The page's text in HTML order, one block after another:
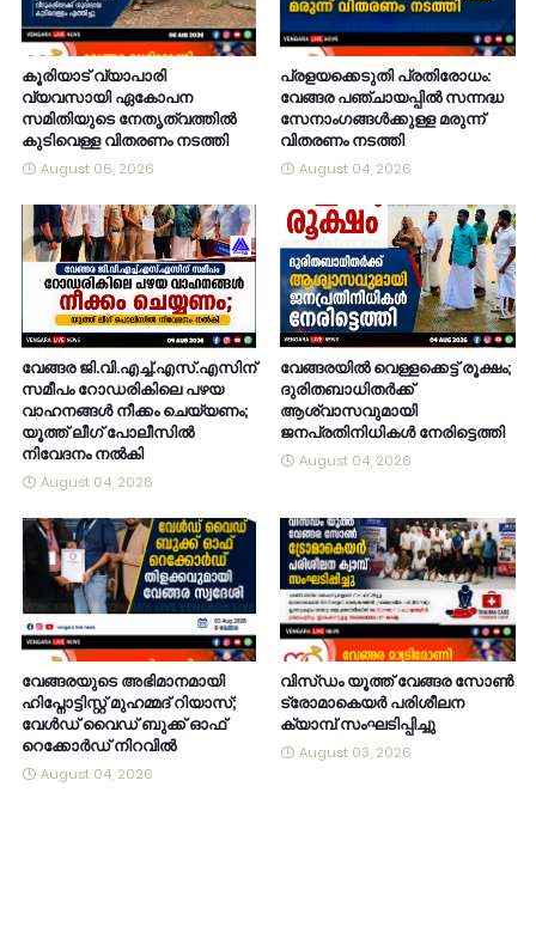
കൂരിയാട് വ്യാപാരി
വ്യവസായി ഏകോപന
സമിതിയുടെ നേതൃത്വത്തിൽ
കുടിവെള്ള വിതരണം നടത്തി
August 06, 2026
പ്രളയക്കെടുതി പ്രതിരോധം:
വേങ്ങര പഞ്ചായപ്പിൽ സന്നദ്ധ
സേനാംഗങ്ങൾക്കുള്ള മരുന്ന്
വിതരണം നടത്തി
August 04, 2026
വേങ്ങര ജി.വി.എച്ച്.എസ്.എസിന്
സമീപം റോഡരികിലെ പഴയ
വാഹനങ്ങൾ നീക്കം ചെയ്യണം;
യൂത്ത് ലീഗ് പോലീസിൽ
നിവേദനം നൽകി
August 04, 2026
വേങ്ങരയിൽ വെള്ളക്കെട്ട് രൂക്ഷം;
ദുരിതബാധിതർക്ക്
ആശ്വാസവുമായി
ജനപ്രതിനിധികൾ നേരിട്ടെത്തി
August 04, 2026
വേങ്ങരയുടെ അഭിമാനമായി
ഹിപ്നോട്ടിസ്റ്റ് മുഹമ്മദ് റിയാസ്;
വേൾഡ് വൈഡ് ബുക്ക് ഓഫ്
റെക്കോർഡ് നിറവിൽ
August 04, 2026
വിസ്ഡം യൂത്ത് വേങ്ങര സോൺ
ട്രോമാകെയർ പരിശീലന
ക്യാമ്പ് സംഘടിപ്പിച്ചു
August 03, 2026